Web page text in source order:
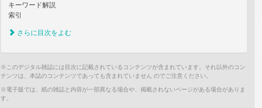
キーワード解説
索引
さらに目次をよむ
※このデジタル雑誌には目次に記載されているコンテンツが含まれています。それ以外のコン
テンツは、本誌のコンテンツであっても含まれていません のでご注意ください。
※電子版では、紙の雑誌と内容が一部異なる場合や、掲載されないページがある場合がありま
す。